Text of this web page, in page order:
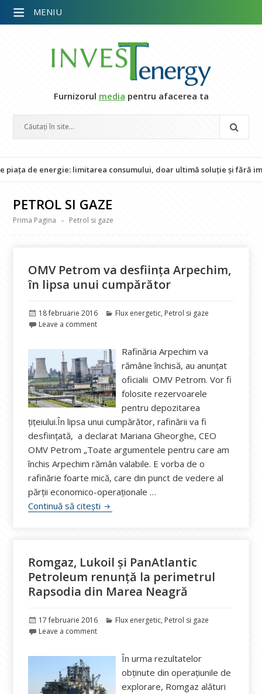
Furnizorul media pentru afacerea ta
limitarea consumului, doar ultimă soluție și fără impact
PETROL SI GAZE
Prima Pagina Petrol si gaze
OMV Petrom va desființa Arpechim,
în lipsa unui cumpărător
Publicat
pe
18 februarie 2016 Categorii
Flux energetic, Petrol si gaze
Leave a comment
Rafinăria Arpechim va
rămâne închisă, au anunțat
oficialii OMV Petrom. Vor fi
folosite rezervoarele
pentru depozitarea
ţiţeiului.În lipsa unui cumpărător, rafinării va fi
desființată, a declarat Mariana Gheorghe, CEO
OMV Petrom „Toate argumentele pentru care am
închis Arpechim rămân valabile. E vorba de o
rafinărie foarte mică, care din punct de vedere al
părţii economico-operaţionale …
Continuă să citești OMV Petrom va desființa Arpechim, în
Romgaz, Lukoil și PanAtlantic
Petroleum renunță la perimetrul
Rapsodia din Marea Neagră
Publicat
pe
17 februarie 2016 Categorii
Flux energetic, Petrol si gaze
Leave a comment
În urma rezultatelor
obținute din operațiunile de
explorare, Romgaz alături
MENIU